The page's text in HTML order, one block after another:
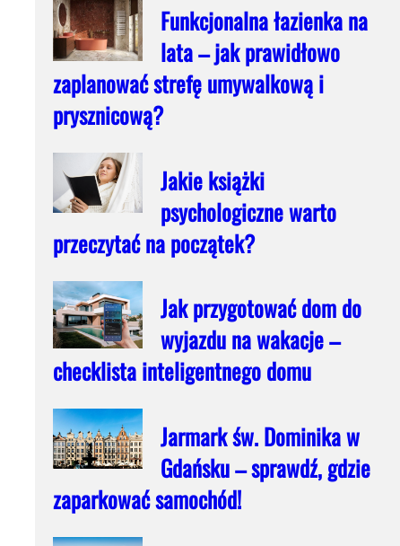
Funkcjonalna łazienka na
lata – jak prawidłowo
zaplanować strefę umywalkową i
prysznicową?
Jakie książki
psychologiczne warto
przeczytać na początek?
Jak przygotować dom do
wyjazdu na wakacje –
checklista inteligentnego domu
Jarmark św. Dominika w
Gdańsku – sprawdź, gdzie
zaparkować samochód!